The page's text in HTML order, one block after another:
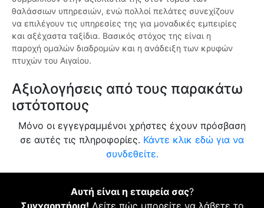
θαλάσσιων υπηρεσιών, ενώ πολλοί πελάτες συνεχίζουν
να επιλέγουν τις υπηρεσίες της για μοναδικές εμπειρίες
και αξέχαστα ταξίδια. Βασικός στόχος της είναι η
παροχή ομαλών διαδρομών και η ανάδειξη των κρυφών
πτυχών του Αιγαίου.
Αξιολογήσεις από τους παρακάτω
ιστότοπους
Μόνο οι εγγεγραμμένοι χρήστες έχουν πρόσβαση
σε αυτές τις πληροφορίες. Κάντε κλικ εδώ για να
συνδεθείτε.
Αυτή είναι η εταιρεία σας?